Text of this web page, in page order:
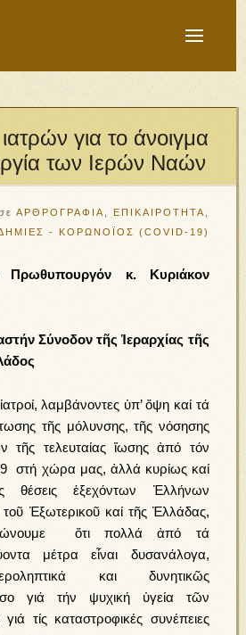
για το άνοιγμα
των Ιερών Ναών
ΑΡΘΡΟΓΡΑΦΙΑ ΕΠΙΚΑΙΡΟΤΗΤΑ
- ΚΟΡΩΝΟΪΟΣ (COVID-19)
κ. Κυριάκον
Σύνοδον τῆς Ἱεραρχίας τῆς
λαμβάνοντες ὑπ’ ὄψη καί τά
τῆς μόλυνσης, τῆς νόσησης
τῆς τελευταίας ἴωσης ἀπό τόν
στή χώρα μας, ἀλλά κυρίως καί
θέσεις ἐξεχόντων Ἑλλήνων
Ἐξωτερικοῦ καί τῆς Ἑλλάδας,
ὅτι πολλά ἀπό τά
μέτρα εἶναι δυσανάλογα,
και δυνητικῶς
γιά τήν ψυχική ὑγεία τῶν
τίς καταστροφικές συνέπειες